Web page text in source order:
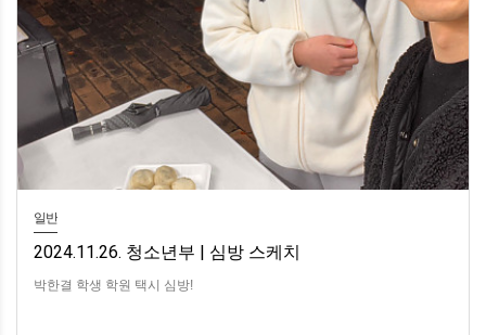
일반
2024.11.26. 청소년부 | 심방 스케치
박한결 학생 학원 택시 심방!